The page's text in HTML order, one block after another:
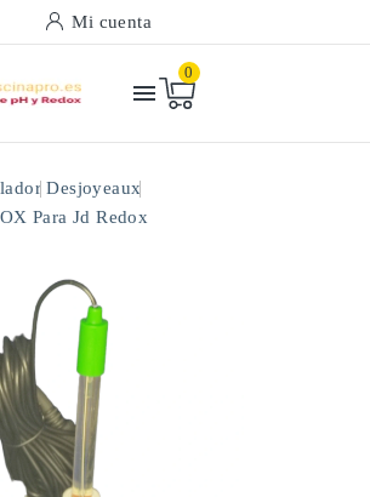
Mi cuenta

0
Desjoyeaux
Para Jd Redox